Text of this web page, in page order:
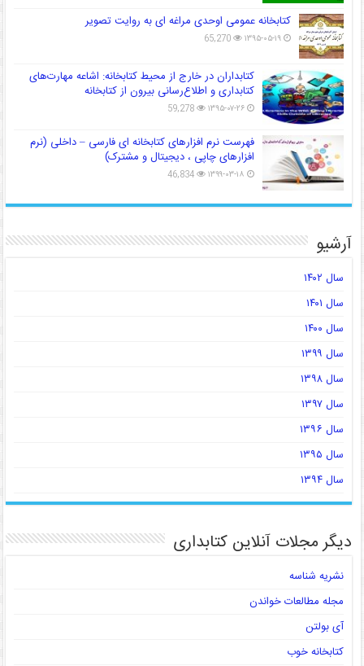
کتابخانه عمومی اوحدی مراغه ای به روایت تصویر
۱۳۹۵-۰۵-۱۹ 65,270
کتابداران در خارج از محیط کتابخانه: اشاعه مهارت‌های
کتابداری و اطلاع‌رسانی بیرون از کتابخانه
۱۳۹۵-۰۷-۲۶ 59,278
فهرست نرم افزارهای کتابخانه ای فارسی – داخلی (نرم
افزارهای چاپی ، دیجیتال و مشترک)
۱۳۹۹-۰۳-۱۸ 46,834
آرشیو
سال ۱۴۰۲
سال ۱۴۰۱
سال ۱۴۰۰
سال ۱۳۹۹
سال ۱۳۹۸
سال ۱۳۹۷
سال ۱۳۹۶
سال ۱۳۹۵
سال ۱۳۹۴
دیگر مجلات آنلاین کتابداری
نشریه شناسه
مجله مطالعات خواندن
آی بولتن
کتابخانه خوب